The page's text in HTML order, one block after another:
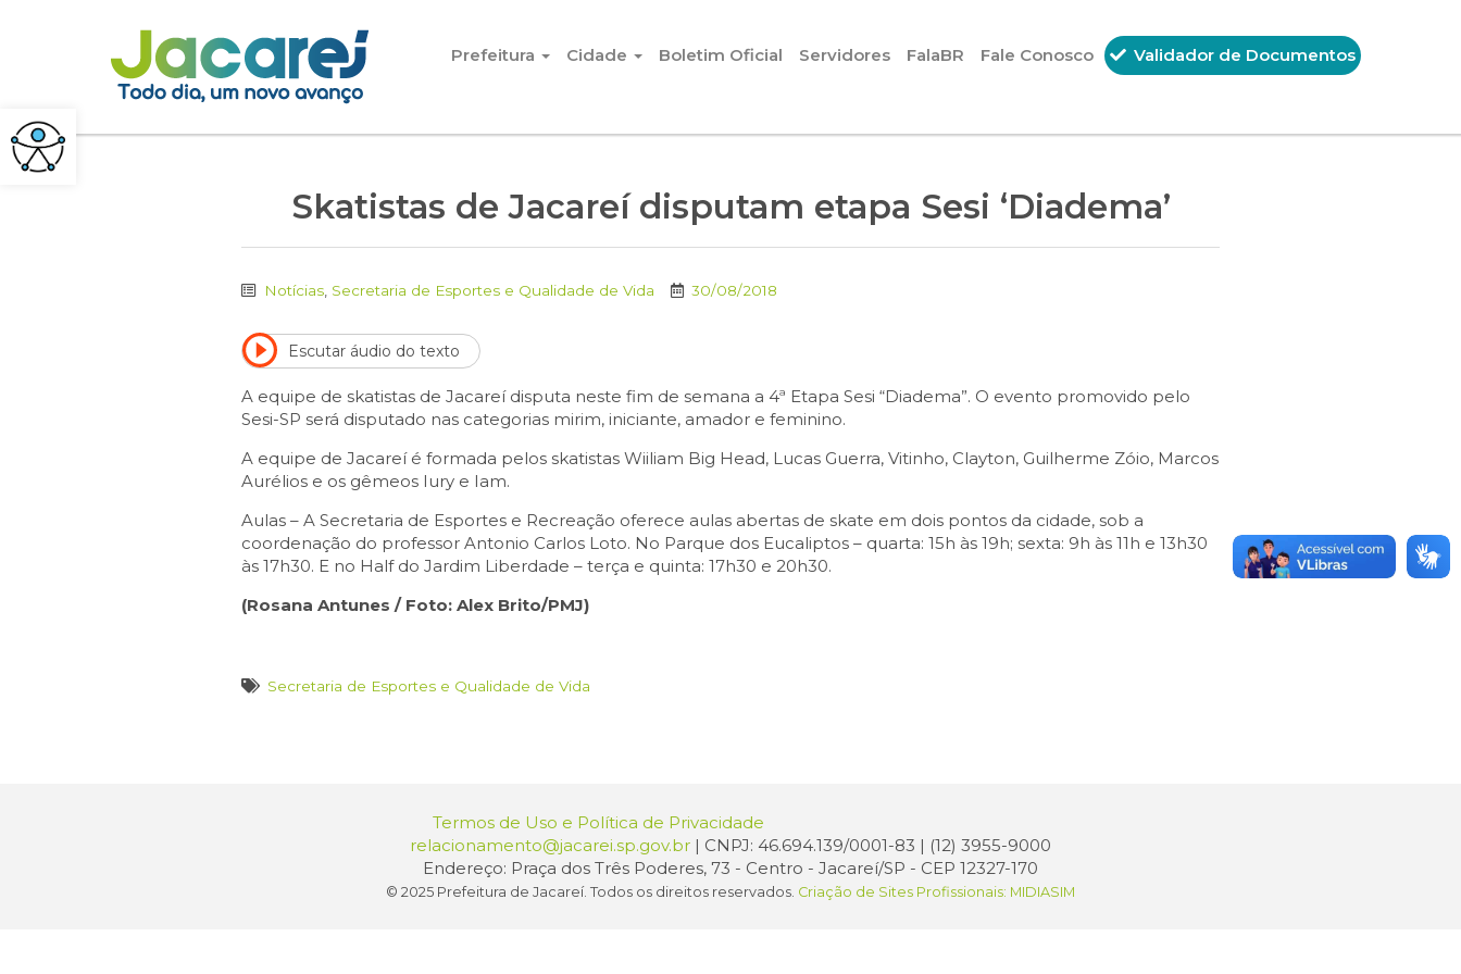
Pular para o conteúdo
Prefeitura
Cidade Boletim Oficial Servidores FalaBR Fale Conosco Validador de Documentos
Skatistas de Jacareí disputam etapa Sesi ‘Diadema’
Notícias Secretaria de Esportes e Qualidade de Vida 30/08/2018
Escutar áudio do texto
A equipe de skatistas de Jacareí disputa neste fim de semana a 4ª Etapa Sesi “Diadema”. O evento promovido pelo
Sesi-SP será disputado nas categorias mirim, iniciante, amador e feminino.
A equipe de Jacareí é formada pelos skatistas Wiiliam Big Head, Lucas Guerra, Vitinho, Clayton, Guilherme Zóio, Marcos
Aurélios e os gêmeos Iury e Iam.
Aulas – A Secretaria de Esportes e Recreação oferece aulas abertas de skate em dois pontos da cidade, sob a
coordenação do professor Antonio Carlos Loto. No Parque dos Eucaliptos – quarta: 15h às 19h; sexta: 9h às 11h e 13h30
às 17h30. E no Half do Jardim Liberdade – terça e quinta: 17h30 e 20h30.
(Rosana Antunes / Foto: Alex Brito/PMJ)
Secretaria de Esportes e Qualidade de Vida
Termos de Uso e Política de Privacidade
relacionamento@jacarei.sp.gov.br | CNPJ: 46.694.139/0001-83 | (12) 3955-9000
Endereço: Praça dos Três Poderes, 73 - Centro - Jacareí/SP - CEP 12327-170
© 2025 Prefeitura de Jacareí. Todos os direitos reservados. Criação de Sites Profissionais: MIDIASIM